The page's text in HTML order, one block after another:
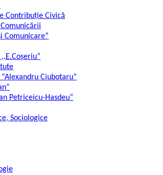
Contribuție Civică
Comunicare”
Ciubotaru”
Petriceicu-Hasdeu”
Sociologice